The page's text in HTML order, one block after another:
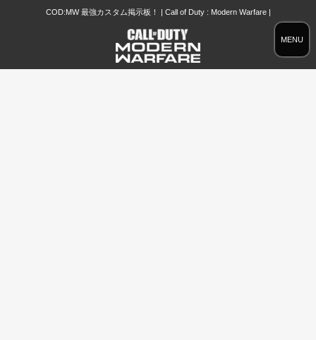
MENU
COD:MW 最強カスタム掲示板！ | Call of Duty : Modern Warfare |